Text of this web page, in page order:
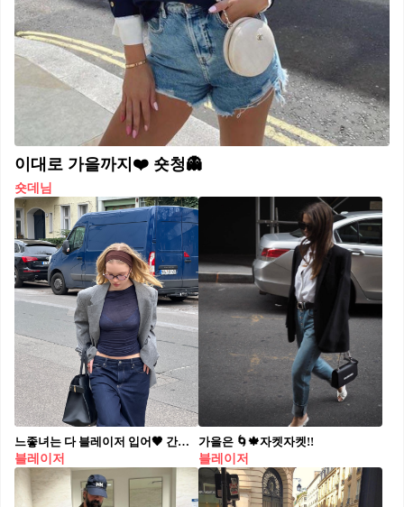
이대로 가을까지❤️ 숏청👻
숏데님
느좋녀는 다 블레이저 입어🖤 간절기 필수 아우터 블레이저로 세련된 데일리룩 완성🍁✨
블레이저
가을은 🌀🍁자켓자켓!!
블레이저